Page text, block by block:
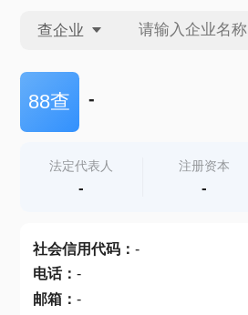
查企业
查企业
查产地
88查 -
法定代表人
-
注册资本
-
社会信用代码： -
电话： -
邮箱： -